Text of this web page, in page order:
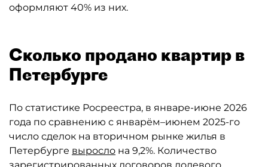
оформляют 40% из них.
Сколько продано квартир в
Петербурге
По статистике Росреестра, в январе-июне 2026
года по сравнению с январём–июнем 2025-го
число сделок на вторичном рынке жилья в
Петербурге выросло на 9,2%. Количество